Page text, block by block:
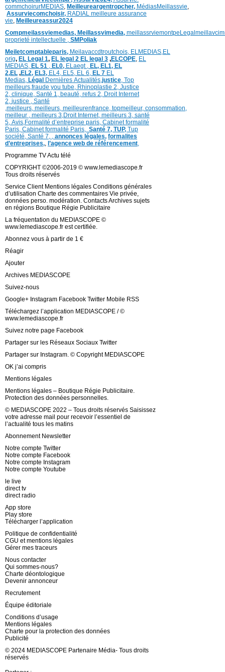
commchoirurMEDIAS, Meilleureargentropcher, MédiasMeillassvie,
Assurviecomchoisir, RADIAL meilleure assurance
vie, Meilleureassur2024
Compmeilassviemedias, Meillassvimedia, meillassrviemontpe
proprieté intellectuelle , SMPoliak
Meiletcomptableparis, Meilavaccdtroutchois, ELMEDIAS,EL
orig, EL Legal 1, EL legal 2 EL legal 3 ,ELCOPE, EL
MEDIAS, EL 51 , EL0, ELaegt , EL, EL1, EL
2,EL ,EL2, EL3, EL4, EL5, EL 6, EL 7 EL
Medias, Légal Dernières Actualités,justice, Top
meilleurs,fraude you tube, Rhinoplastie 2, Justice
2, clinique, Santé 1, beauté, refus 2, Droit Internet
2, justice , Santé
,meilleurs, meilleurs, meilleurenfrance, topmeilleur, consommation,
meilleur , meilleurs 3,Droit Internet, meilleurs 3, santé
5, Avis,Formalité d’entreprise paris, Cabinet formalité
Paris, Cabinet formalité Paris, Santé 7, TUP, Tup
société, Santé 7, , annonces légales, formalites
d’entreprises,, l’agence web de référencement,
Programme TV Actu télé
COPYRIGHT ©2006-2019 © www.lemediascope.fr
Tous droits réservés
Service Client Mentions légales Conditions générales
d’utilisation Charte des commentaires Vie privée,
données perso. modération. Contacts Archives sujets
en régions Boutique Régie Publicitaire
La fréquentation du MEDIASCOPE ©
www.lemediascope.fr est certifiée.
Abonnez vous à partir de 1 €
Réagir
Ajouter
Archives MEDIASCOPE
Suivez-nous
Google+ Instagram Facebook Twitter Mobile RSS
Téléchargez l’application MEDIASCOPE / ©
www.lemediascope.fr
Suivez notre page Facebook
Partager sur les Réseaux Sociaux Twitter
Partager sur Instagram. © Copyright MEDIASCOPE
OK j’ai compris
Mentions légales
Mentions légales – Boutique Régie Publicitaire.
Protection des données personnelles.
© MEDIASCOPE 2022 – Tous droits réservés Saisissez
votre adresse mail pour recevoir l’essentiel de
l’actualité tous les matins
Abonnement Newsletter
Notre compte Twitter
Notre compte Facebook
Notre compte Instagram
Notre compte Youtube
le live
direct tv
direct radio
App store
Play store
Télécharger l’application
Politique de confidentialité
CGU et mentions légales
Gérer mes traceurs
Nous contacter
Qui sommes-nous?
Charte déontologique
Devenir annonceur
Recrutement
Équipe éditoriale
Conditions d’usage
Mentions légales
Charte pour la protection des données
Publicité
© 2024 MEDIASCOPE Partenaire Média- Tous droits
réservés